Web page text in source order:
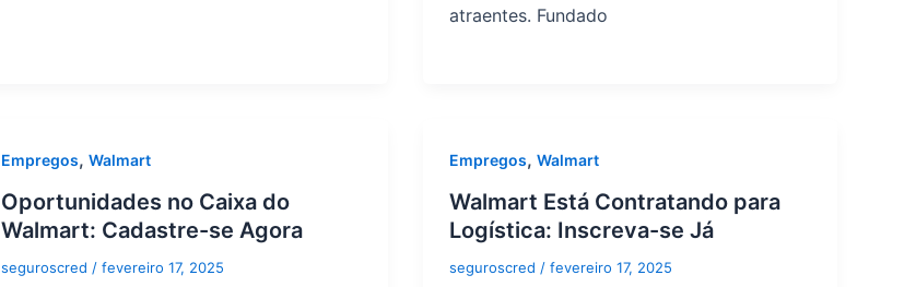
atraentes. Fundado
Empregos, Walmart
Oportunidades no Caixa do
Walmart: Cadastre-se Agora
seguroscred / fevereiro 17, 2025
Empregos,Walmart
Walmart Está Contratando para
Logística: Inscreva-se Já
seguroscred /fevereiro 17, 2025